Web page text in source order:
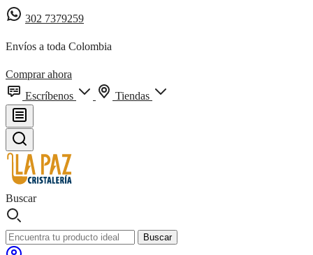
302 7379259
Envíos a toda Colombia
Comprar ahora
Escríbenos
Tiendas
Buscar
Buscar